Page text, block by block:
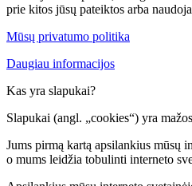
prie kitos jūsų pateiktos arba
Mūsų privatumo politika
Daugiau informacijos
Kas yra slapukai?
Slapukai (angl. „cookies“) yra
Jums pirmą kartą apsilankius mūsų
o mums leidžia tobulinti interneto